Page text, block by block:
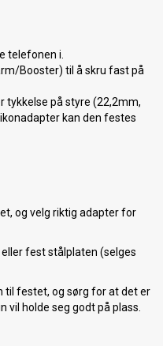
telefonen i.
Booster) til å skru fast på
på styre (22,2mm,
kan den festes
og velg riktig adapter for
fest stålplaten (selges
til festet, og sørg for at det er
vil holde seg godt på plass.